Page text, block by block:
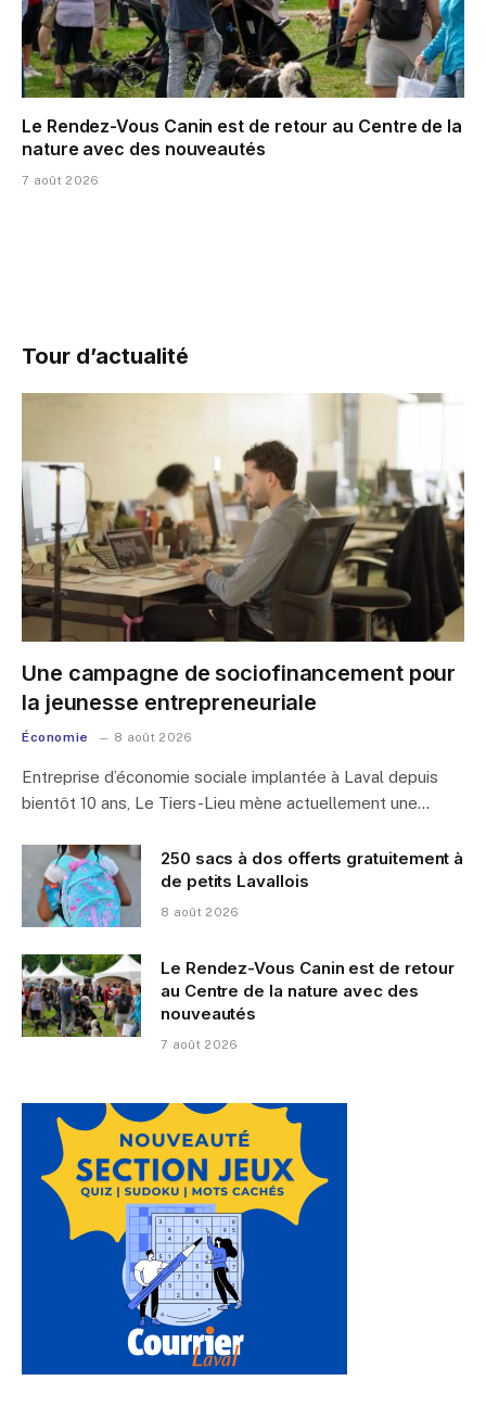
Le Rendez-Vous Canin est de retour au Centre de la
nature avec des nouveautés
7 août 2026
Tour d’actualité
Une campagne de sociofinancement pour
la jeunesse entrepreneuriale
Économie 8 août 2026
Entreprise d’économie sociale implantée à Laval depuis
bientôt 10 ans, Le Tiers-Lieu mène actuellement une…
250 sacs à dos offerts gratuitement à
de petits Lavallois
8 août 2026
Le Rendez-Vous Canin est de retour
au Centre de la nature avec des
nouveautés
7 août 2026